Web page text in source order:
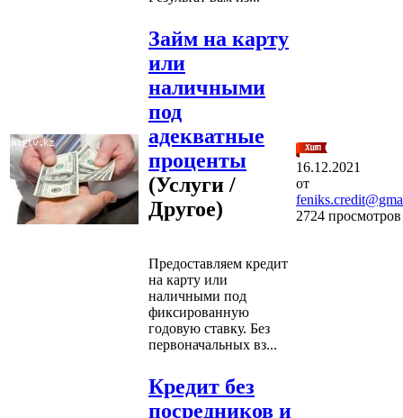
Займ на карту
или
наличными
под
адекватные
проценты
(Услуги /
Другое)
Предоставляем кредит
на карту или
наличными под
фиксированную
годовую ставку. Без
первоначальных вз...
16.12.2021
от
2724 просмотров
Кредит без
посредников и